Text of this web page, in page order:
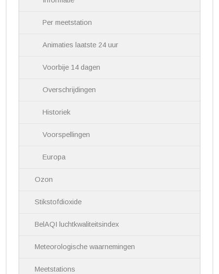
Per meetstation
Animaties laatste 24 uur
Voorbije 14 dagen
Overschrijdingen
Historiek
Voorspellingen
Europa
Ozon
Stikstofdioxide
BelAQI luchtkwaliteitsindex
Meteorologische waarnemingen
Meetstations